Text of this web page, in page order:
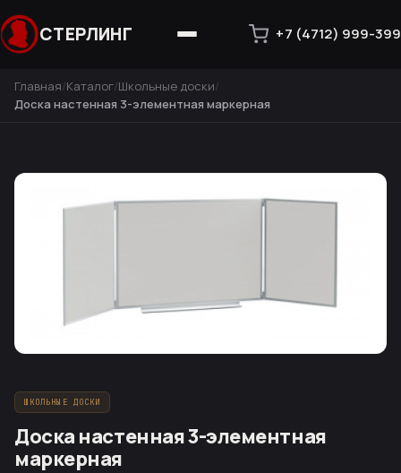
СТЕРЛИНГ +7 (4712) 999-399
Главная Каталог Школьные доски
Доска настенная 3-элементная маркерная
ШКОЛЬНЫЕ ДОСКИ
Доска настенная 3-элементная
маркерная